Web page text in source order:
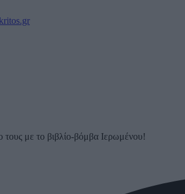
τους με το βιβλίο-βόμβα Ιερωμένου!